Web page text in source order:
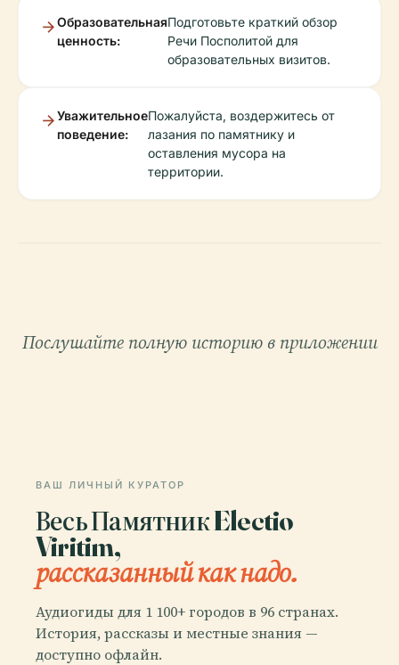
Образовательная
ценность:
Подготовьте краткий обзор
Речи Посполитой для
образовательных визитов.
Уважительное
поведение:
Пожалуйста, воздержитесь от
лазания по памятнику и
оставления мусора на
территории.
Послушайте полную историю в приложении
ВАШ ЛИЧНЫЙ КУРАТОР
Весь Памятник Electio
Viritim,
рассказанный как надо.
Аудиогиды для 1 100+ городов в 96 странах.
История, рассказы и местные знания —
доступно офлайн.